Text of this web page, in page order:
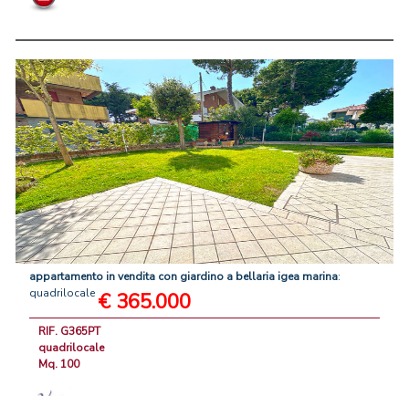
appartamento invendita con giardino a bellaria igea marina:
quadrilocale € 365.000
RIF. G365PT
quadrilocale
Mq. 100